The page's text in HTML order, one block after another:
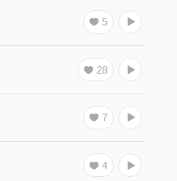
落於其他塊狀時空的誤
。
速達到旅程功效。
5
28
7
4